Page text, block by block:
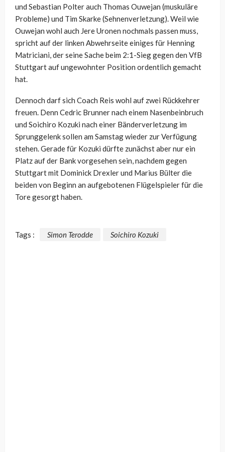
und Sebastian Polter auch Thomas Ouwejan (muskuläre
Probleme) und Tim Skarke (Sehnenverletzung). Weil wie
Ouwejan wohl auch Jere Uronen nochmals passen muss,
spricht auf der linken Abwehrseite einiges für Henning
Matriciani, der seine Sache beim 2:1-Sieg gegen den VfB
Stuttgart auf ungewohnter Position ordentlich gemacht
hat.
Dennoch darf sich Coach Reis wohl auf zwei Rückkehrer
freuen. Denn Cedric Brunner nach einem Nasenbeinbruch
und Soichiro Kozuki nach einer Bänderverletzung im
Sprunggelenk sollen am Samstag wieder zur Verfügung
stehen. Gerade für Kozuki dürfte zunächst aber nur ein
Platz auf der Bank vorgesehen sein, nachdem gegen
Stuttgart mit Dominick Drexler und Marius Bülter die
beiden von Beginn an aufgebotenen Flügelspieler für die
Tore gesorgt haben.
Tags : Simon Terodde Soichiro Kozuki